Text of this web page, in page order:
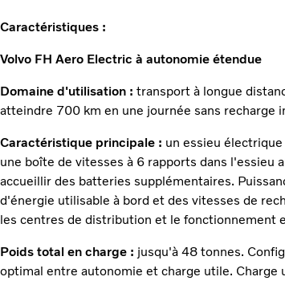
Caractéristiques :
Volvo FH Aero Electric à autonomie étendue
Domaine d'utilisation : transport à longue
atteindre 700 km en une journée sans recharge
Caractéristique principale : un essieu
une boîte de vitesses à 6 rapports dans l'essieu
accueillir des batteries supplémentaires.
d'énergie utilisable à bord et des vitesses de
les centres de distribution et le fonctionnement
Poids total en charge : jusqu'à 48 tonnes.
optimal entre autonomie et charge utile. Charge